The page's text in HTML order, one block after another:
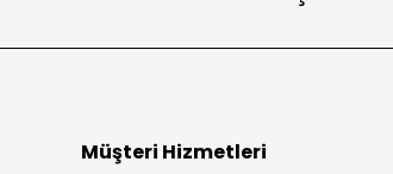
Müşteri Hizmetleri